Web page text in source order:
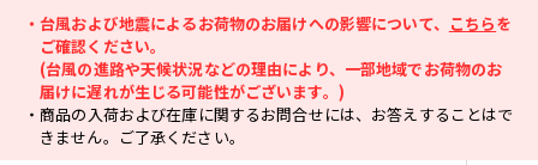
・台風および地震によるお荷物のお届けへの影響について、 こちらを
ご確認ください。
(台風の進路や天候状況などの理由により、一部地域でお荷物のお
届けに遅れが生じる可能性がございます。)
・商品の入荷および在庫に関するお問合せには、お答えすることはで
きません。ご了承ください。